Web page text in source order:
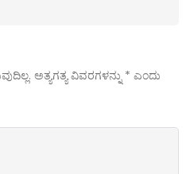
ಅತ್ಯಗತ್ಯ ವಿವರಗಳನ್ನು * ಎಂದು